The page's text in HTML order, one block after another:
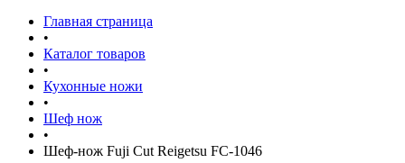
Главная страница
•
Каталог товаров
•
Кухонные ножи
•
Шеф нож
•
Шеф-нож Fuji Cut Reigetsu FC-1046